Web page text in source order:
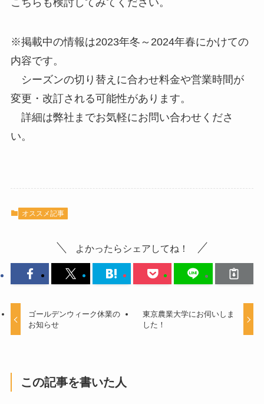
※掲載中の情報は2023年冬～2024年春にかけての
内容です。
シーズンの切り替えに合わせ料金や営業時間が
変更・改訂される可能性があります。
詳細は弊社までお気軽にお問い合わせくださ
い。
オススメ記事
よかったらシェアしてね！
ゴールデンウィーク休業の
お知らせ
東京農業大学にお伺いしま
した！
この記事を書いた人